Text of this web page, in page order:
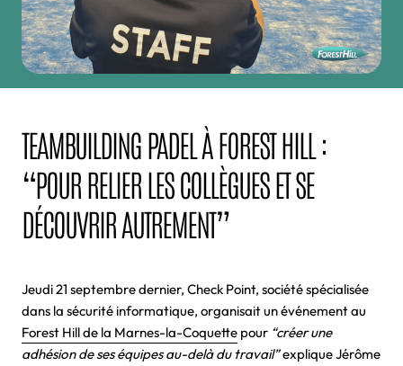
TEAMBUILDING PADEL À FOREST HILL :
“POUR RELIER LES COLLÈGUES ET SE
DÉCOUVRIR AUTREMENT”
Jeudi 21 septembre dernier, Check Point, société spécialisée
dans la sécurité informatique, organisait un événement au
Forest Hill de la Marnes-la-Coquette pour “créer une
adhésion de ses équipes au-delà du travail”explique Jérôme